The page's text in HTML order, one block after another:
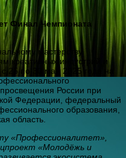
Финал Чемпионата
мастерству
креативных индустрий и
25 по 30 мая 2025 года на
России при
Федерации, федеральный
образования,
область.
«Профессионалитет»,
«Молодёжь и